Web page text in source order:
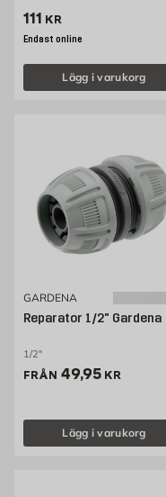
Pris 111 kr
111 KR
Endast online
Lägg i varukorg
GARDENA
Reparator 1/2" Gardena
1/2"
FRÅN Pris 49.95 kr
49,95 KR
Lägg i varukorg